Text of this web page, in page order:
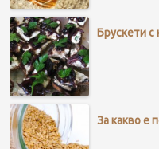
Брускети с
За какво е